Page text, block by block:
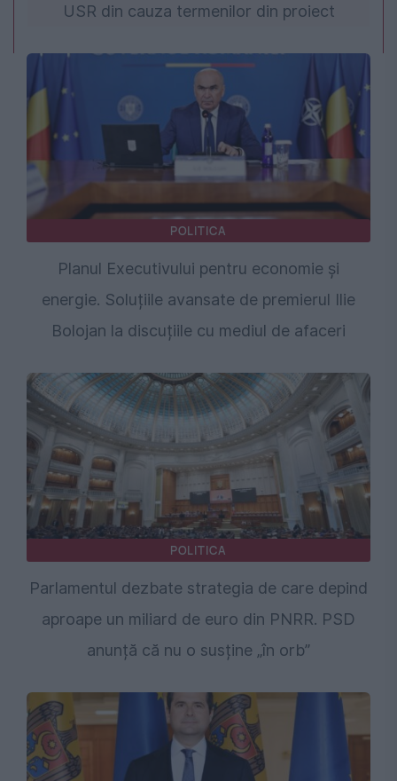
USR din cauza termenilor din proiect
POLITICA
Planul Executivului pentru economie și
energie. Soluțiile avansate de premierul Ilie
Bolojan la discuțiile cu mediul de afaceri
POLITICA
Parlamentul dezbate strategia de care depind
aproape un miliard de euro din PNRR. PSD
anunță că nu o susține „în orb”